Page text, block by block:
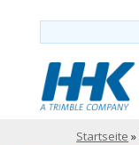
Startseite »